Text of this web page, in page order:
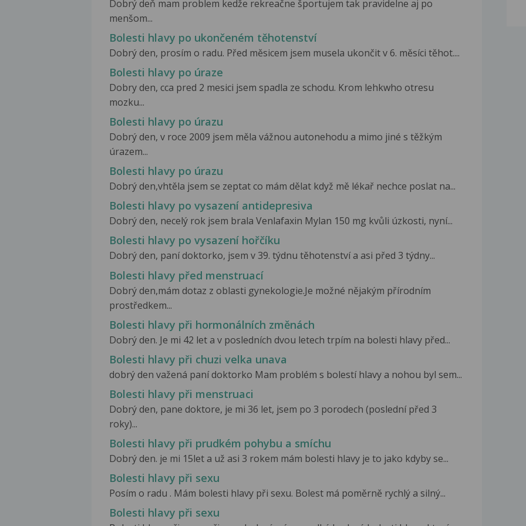
Dobrý deň mam problem kedže rekreačne športujem tak pravidelne aj po
menšom...
Bolesti hlavy po ukončeném těhotenství
Dobrý den, prosím o radu. Před měsicem jsem musela ukončit v 6. měsíci těhot....
Bolesti hlavy po úraze
Dobry den, cca pred 2 mesici jsem spadla ze schodu. Krom lehkwho otresu
mozku...
Bolesti hlavy po úrazu
Dobrý den, v roce 2009 jsem měla vážnou autonehodu a mimo jiné s těžkým
úrazem...
Bolesti hlavy po úrazu
Dobrý den,vhtěla jsem se zeptat co mám dělat když mě lékař nechce poslat na...
Bolesti hlavy po vysazení antidepresiva
Dobrý den, necelý rok jsem brala Venlafaxin Mylan 150 mg kvůli úzkosti, nyní...
Bolesti hlavy po vysazení hořčíku
Dobrý den, paní doktorko, jsem v 39. týdnu těhotenství a asi před 3 týdny...
Bolesti hlavy před menstruací
Dobrý den,mám dotaz z oblasti gynekologie.Je možné nějakým přírodním
prostředkem...
Bolesti hlavy při hormonálních změnách
Dobrý den. Je mi 42 let a v posledních dvou letech trpím na bolesti hlavy před...
Bolesti hlavy při chuzi velka unava
dobrý den važená paní doktorko Mam problém s bolestí hlavy a nohou byl sem...
Bolesti hlavy při menstruaci
Dobrý den, pane doktore, je mi 36 let, jsem po 3 porodech (poslední před 3
roky)...
Bolesti hlavy při prudkém pohybu a smíchu
Dobrý den. je mi 15let a už asi 3 rokem mám bolesti hlavy je to jako kdyby se...
Bolesti hlavy při sexu
Posím o radu . Mám bolesti hlavy při sexu. Bolest má poměrně rychlý a silný...
Bolesti hlavy při sexu